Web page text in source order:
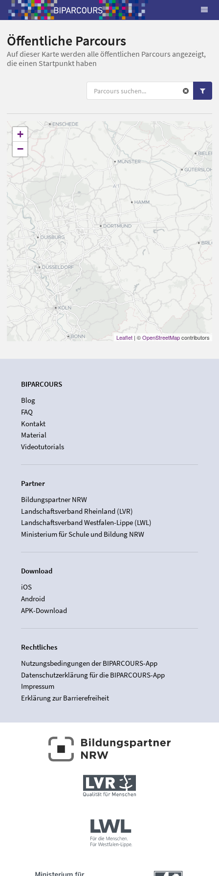
Öffentliche Parcours
Auf dieser Karte werden alle öffentlichen Parcours angezeigt,
die einen Startpunkt haben
+
−
Leaflet | ©OpenStreetMapcontributors
BIPARCOURS
Blog
FAQ
Kontakt
Material
Videotutorials
Partner
Bildungspartner NRW
Landschaftsverband Rheinland (LVR)
Landschaftsverband Westfalen-Lippe (LWL)
Ministerium für Schule und Bildung NRW
Download
iOS
Android
APK-Download
Rechtliches
Nutzungsbedingungen der BIPARCOURS-App
Datenschutzerklärung für die BIPARCOURS-App
Impressum
Erklärung zur Barrierefreiheit